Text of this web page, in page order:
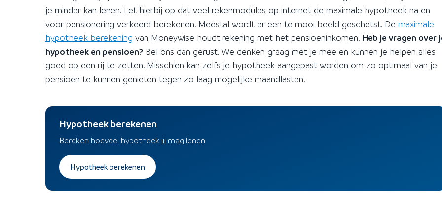
je minder kan lenen. Let hierbij op dat veel rekenmodules op internet de maximale hypotheek na en
voor pensionering verkeerd berekenen. Meestal wordt er een te mooi beeld geschetst. De maximale
hypotheek berekening van Moneywise houdt rekening met het pensioeninkomen. Heb je vragen over
hypotheek en pensioen? Bel ons dan gerust. We denken graag met je mee en kunnen je helpen alles
goed op een rij te zetten. Misschien kan zelfs je hypotheek aangepast worden om zo optimaal van je
pensioen te kunnen genieten tegen zo laag mogelijke maandlasten.
Hypotheek berekenen
Bereken hoeveel hypotheek jij mag lenen
Hypotheek berekenen